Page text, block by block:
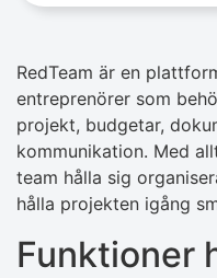
RedTeam är en
entreprenörer som
projekt, budgetar,
kommunikation. Med
team hålla sig
hålla projekten igång
Funktioner